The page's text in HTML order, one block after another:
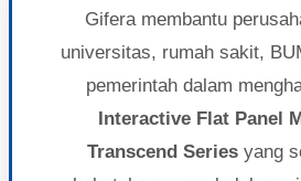
Gifera membantu
universitas, rumah sakit,
pemerintah dalam
Interactive Flat Panel
Transcend Seriesyang